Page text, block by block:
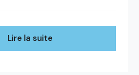
Lire la suite